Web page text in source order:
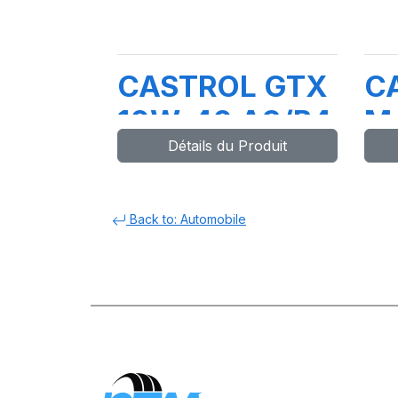
CASTROL GTX
10W-40 A3/B4
4X5L (D.T)
Détails du Produit
Back to: Automobile